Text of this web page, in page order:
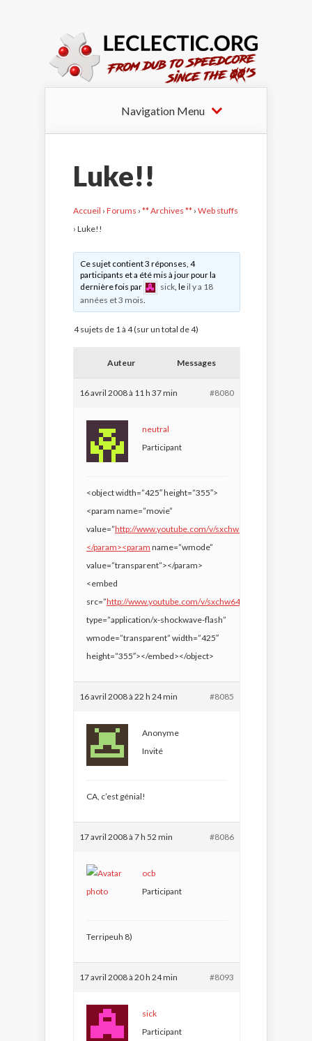
Navigation Menu
Luke!!
Accueil › Forums › ** Archives ** › Web stuffs
› Luke!!
Ce sujet contient 3 réponses, 4
participants et a été mis à jour pour la
dernière fois par
sick , leil y a 18
années et 3 mois
4 sujets de 1 à 4 (sur un total de 4)
Auteur Messages
16 avril 2008 à 11 h 37 min #8080
neutral
Participant
<object width=”425″ height=”355″>
<param name=”movie”
value=”http://www.youtube.com/v/sxchw646zs4&hl=en”>
</param><param name=”wmode”
value=”transparent”></param>
<embed
src=”http://www.youtube.com/v/
type=”application/x-shockwave-flash”
wmode=”transparent” width=”425″
height=”355″></embed></object>
16 avril 2008 à 22 h 24 min #8085
Anonyme
Invité
CA, c’est génial!
17 avril 2008 à 7 h 52 min #8086
ocb
Participant
Terripeuh 8)
17 avril 2008 à 20 h 24 min #8093
sick
Participant